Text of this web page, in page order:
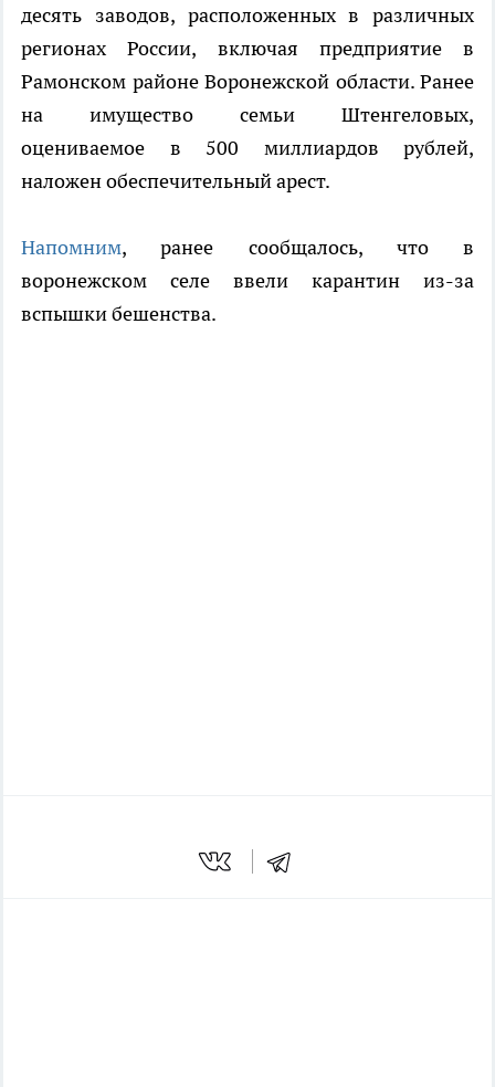
десять заводов, расположенных в различных
регионах России, включая предприятие в
Рамонском районе Воронежской области. Ранее
на имущество семьи Штенгеловых,
оцениваемое в 500 миллиардов рублей,
наложен обеспечительный арест.
Напомним, ранее сообщалось, что в
воронежском селе ввели карантин из-за
вспышки бешенства.